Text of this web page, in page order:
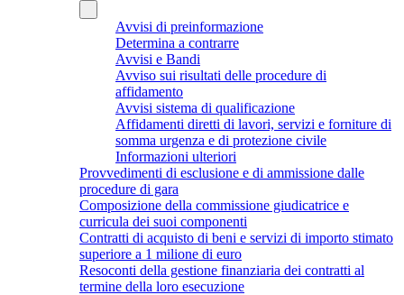
Avvisi di preinformazione
Determina a contrarre
Avvisi e Bandi
Avviso sui risultati delle procedure di
affidamento
Avvisi sistema di qualificazione
Affidamenti diretti di lavori, servizi e forniture di
somma urgenza e di protezione civile
Informazioni ulteriori
Provvedimenti di esclusione e di ammissione dalle
procedure di gara
Composizione della commissione giudicatrice e
curricula dei suoi componenti
Contratti di acquisto di beni e servizi di importo stimato
superiore a 1 milione di euro
Resoconti della gestione finanziaria dei contratti al
termine della loro esecuzione